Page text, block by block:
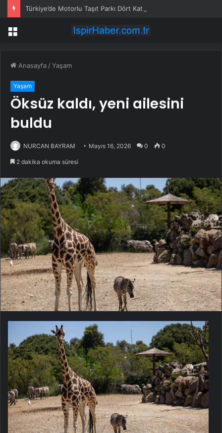
Menü
Anasayfa /Yaşam
Yaşam
Öksüz kaldı, yeni ailesini
buldu
NURCAN BAYRAM Mayıs 16, 2026 0 0
2 dakika okuma süresi